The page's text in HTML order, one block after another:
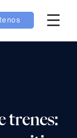
Menú
trenes: